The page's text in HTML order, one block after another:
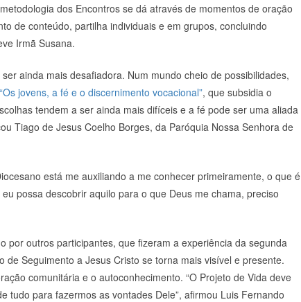
dos Encontros se dá através de momentos de oração
de conteúdo, partilha individuais e em grupos, concluindo
Irmã Susana.
ainda mais desafiadora. Num mundo cheio de possibilidades,
“Os jovens, a fé e o discernimento vocacional”, que subsidia o
tendem a ser ainda mais difíceis e a fé pode ser uma aliada
Tiago de Jesus Coelho Borges, da Paróquia Nossa Senhora de
está me auxiliando a me conhecer primeiramente, o que é
possa descobrir aquilo para o que Deus me chama, preciso
por outros participantes, que fizeram a experiência da segunda
de Seguimento a Jesus Cristo se torna mais visível e presente.
comunitária e o autoconhecimento. “O Projeto de Vida deve
tudo para fazermos as vontades Dele”, afirmou Luis Fernando